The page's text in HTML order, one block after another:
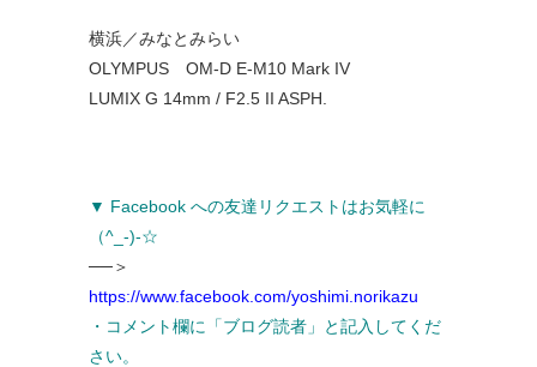
横浜／みなとみらい
OLYMPUS OM-D E-M10 Mark IV
LUMIX G 14mm / F2.5 II ASPH.
▼ Facebook への友達リクエストはお気軽に
（^_-)-☆
──＞
https://www.facebook.com/yoshimi.norikazu
・コメント欄に「ブログ読者」と記入してくだ
さい。